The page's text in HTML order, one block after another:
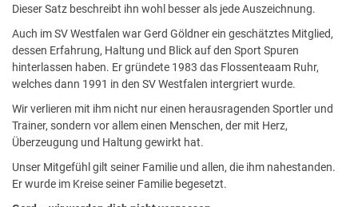
Dieser Satz beschreibt ihn wohl besser als jede Auszeichnung.
Auch im SV Westfalen war Gerd Göldner ein geschätztes Mitglied,
dessen Erfahrung, Haltung und Blick auf den Sport Spuren
hinterlassen haben. Er gründete 1983 das Flossenteaam Ruhr,
welches dann 1991 in den SV Westfalen intergriert wurde.
Wir verlieren mit ihm nicht nur einen herausragenden Sportler und
Trainer, sondern vor allem einen Menschen, der mit Herz,
Überzeugung und Haltung gewirkt hat.
Unser Mitgefühl gilt seiner Familie und allen, die ihm nahestanden.
Er wurde im Kreise seiner Familie begesetzt.